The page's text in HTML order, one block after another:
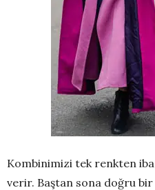
Kombinimizi tek renkten
verir. Baştan sona doğru